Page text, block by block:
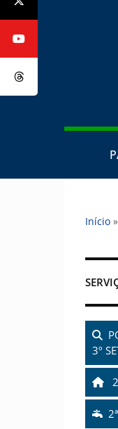
Início »
3º
2ª